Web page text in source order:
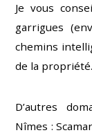
Je vous
garrigues
chemins
de la propriété.
D’autres
Nîmes :